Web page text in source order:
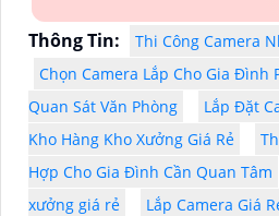
Thông Tin:
Thi Công Camera
Chọn Camera Lắp Cho Gia Đình
Quan Sát Văn Phòng
Lắp Đặt
Kho Hàng Kho Xưởng Giá Rẻ
Hợp Cho Gia Đình Cần Quan Tâm
xưởng giá rẻ
Lắp Camera Giá